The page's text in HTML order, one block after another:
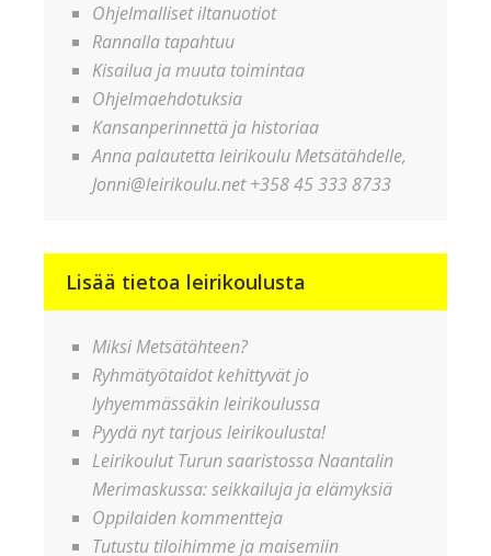
Ohjelmalliset iltanuotiot
Rannalla tapahtuu
Kisailua ja muuta toimintaa
Ohjelmaehdotuksia
Kansanperinnettä ja historiaa
Anna palautetta leirikoulu Metsätähdelle,
Jonni@leirikoulu.net +358 45 333 8733
Lisää tietoa leirikoulusta
Miksi Metsätähteen?
Ryhmätyötaidot kehittyvät jo
lyhyemmässäkin leirikoulussa
Pyydä nyt tarjous leirikoulusta!
Leirikoulut Turun saaristossa Naantalin
Merimaskussa: seikkailuja ja elämyksiä
Oppilaiden kommentteja
Tutustu tiloihimme ja maisemiin